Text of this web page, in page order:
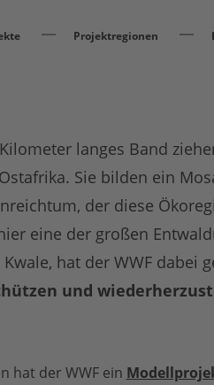
Projektregionen
langes Band
Sie bilden ein
der diese
eine der großen
hat der WWF dabei
und
hat der WWF ein